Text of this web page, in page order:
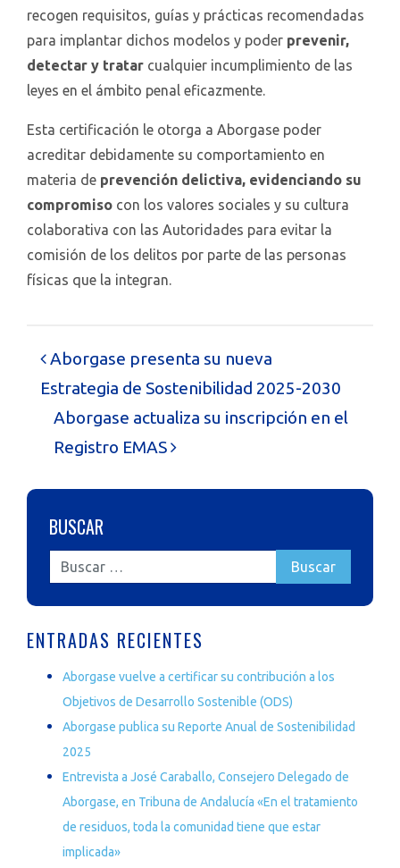
recogen requisitos, guías y prácticas recomendadas
para implantar dichos modelos y poder prevenir,
detectar y tratar cualquier incumplimiento de las
leyes en el ámbito penal eficazmente.
Esta certificación le otorga a Aborgase poder
acreditar debidamente su comportamiento en
materia de prevención delictiva, evidenciando su
compromiso con los valores sociales y su cultura
colaborativa con las Autoridades para evitar la
comisión de los delitos por parte de las personas
físicas que la integran.
Post
navigation
Aborgase presenta su nueva
Estrategia de Sostenibilidad 2025-2030
Aborgase actualiza su inscripción en el
Registro EMAS
BUSCAR
ENTRADAS RECIENTES
Aborgase vuelve a certificar su contribución a los
Objetivos de Desarrollo Sostenible (ODS)
Aborgase publica su Reporte Anual de Sostenibilidad
2025
Entrevista a José Caraballo, Consejero Delegado de
Aborgase, en Tribuna de Andalucía «En el tratamiento
de residuos, toda la comunidad tiene que estar
implicada»